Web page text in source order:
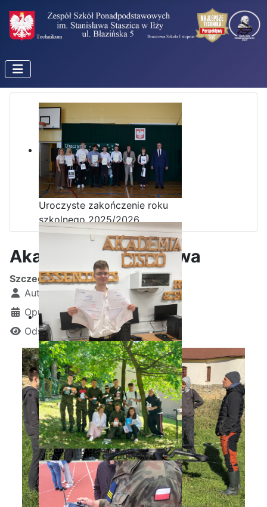
Uroczyste zakończenie roku
szkolnego 2025/2026
Ostatnia garść certyfikatów
Akademii CISCO w roku
szkolnym2025/2026
Staszic czyta na polanie
Akademia Dziedzictwa
Szczegóły
Autor:
Kamil Krosta
Opublikowano: 27 wrzesień 2025
Odsłon: 756